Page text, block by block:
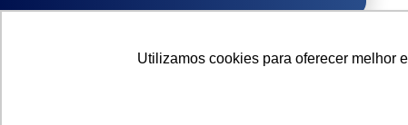
Utilizamos cookies para oferecer melhor